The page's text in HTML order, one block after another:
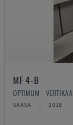
MF 4-B
OPTIMUM -
SAKSA 2018